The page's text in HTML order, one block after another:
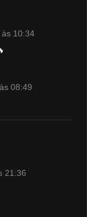
10:34
08:49
21:36